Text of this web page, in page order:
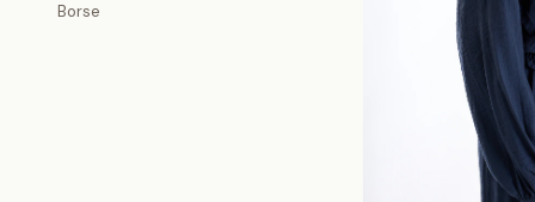
Borse